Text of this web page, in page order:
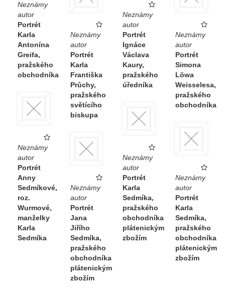
Neznámy
autor
Portrét
Karla
Antonína
Greifa,
pražského
obchodníka
Neznámy
autor
Portrét
Ignáce
Václava
Kaury,
pražského
úředníka
Neznámy
autor
Portrét
Karla
Františka
Průchy,
pražského
světícího
biskupa
Neznámy
autor
Portrét
Simona
Löwa
Weisselesa,
pražského
obchodníka
Neznámy
autor
Portrét
Anny
Sedmíkové,
roz.
Wurmové,
manželky
Karla
Sedmíka
Neznámy
autor
Portrét
Karla
Sedmíka,
pražského
obchodníka
plátenickým
zbožím
Neznámy
autor
Portrét
Karla
Sedmíka,
pražského
obchodníka
plátenickým
zbožím
Neznámy
autor
Portrét
Jana
Jiřího
Sedmíka,
pražského
obchodníka
plátenickým
zbožím